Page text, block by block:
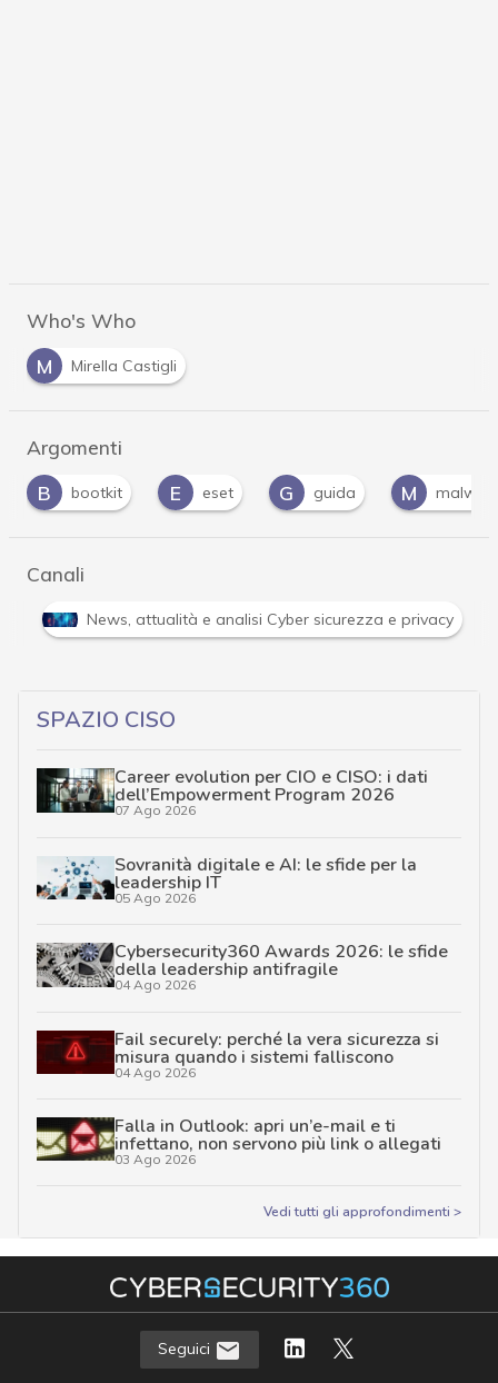
Who's Who
M
Mirella Castigli
Argomenti
E
eset G guida M malware T TPM
Canali
Attacchi hacker e Malware: le ultime news in tempo
SPAZIO CISO
Career evolution per CIO e CISO: i dati
dell’Empowerment Program 2026
07 Ago 2026
Sovranità digitale e AI: le sfide per la
leadership IT
05 Ago 2026
Cybersecurity360 Awards 2026: le sfide
della leadership antifragile
04 Ago 2026
Fail securely: perché la vera sicurezza si
misura quando i sistemi falliscono
04 Ago 2026
Falla in Outlook: apri un’e-mail e ti
infettano, non servono più link o allegati
03 Ago 2026
Vedi tutti gli approfondimenti >
Seguici